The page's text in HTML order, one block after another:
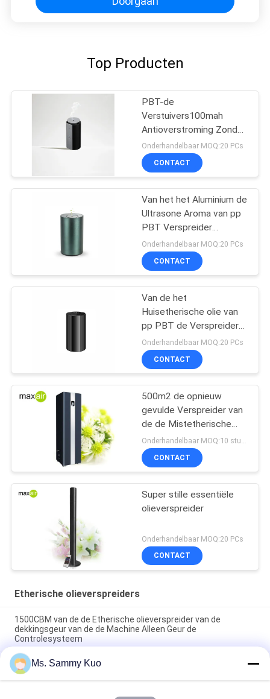
Top Producten
PBT-de
Verstuivers100mah
Antioverstroming Zonder
water van het
Aluminiumaroma
Onderhandelbaar MOQ:20 PCs
CONTACT
Van het het Aluminium de
Ultrasone Aroma van pp
PBT Verspreider
2000mAh
Onderhandelbaar MOQ:20 PCs
CONTACT
Van de het
Huisetherische olie van
pp PBT de Verspreiders
10ml 2000mAh
Onderhandelbaar MOQ:20 PCs
CONTACT
500m2 de opnieuw
gevulde Verspreider van
de de Mistetherische
olie van het Olieblack
metal Sterke
CONTACT
Super stille essentiële
olieverspreider
Onderhandelbaar MOQ:20 PCs
CONTACT
Etherische olieverspreiders
1500CBM van de de Etherische olieverspreider van de
dekkingsgeur van de de Machine Alleen Geur de
Controlesysteem
High-end van de Hotelhal sterke elektrische HVAC de
etherische olieverspreider van het de machts draagbare 220V
zwarte metaal
Ms. Sammy Kuo